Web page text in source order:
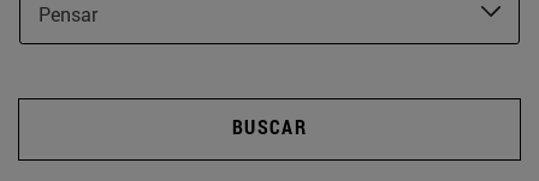
Pensar
BUSCAR